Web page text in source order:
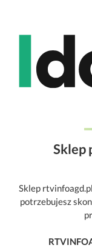
Sklep
Sklep
potrzebujesz